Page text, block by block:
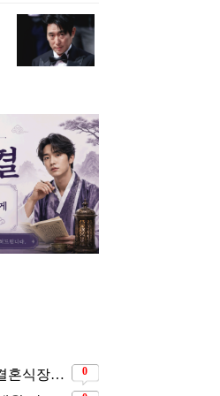
“이혼하자마자 세상 후련” 결혼식장에서 이미 이혼을 직감했었다는 배우 0